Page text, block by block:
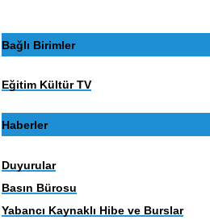
Bağlı Birimler
Eğitim Kültür TV
Haberler
Duyurular
Basın Bürosu
Yabancı Kaynaklı Hibe ve Burslar